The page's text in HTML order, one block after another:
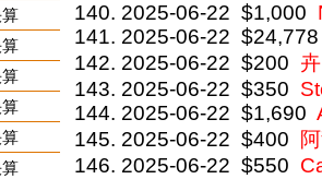
2025-06-22 $1,000
2025-06-22 $24,778
2025-06-22 $200 卉
2025-06-22 $350
2025-06-22 $1,690
2025-06-22 $400
2025-06-22 $550